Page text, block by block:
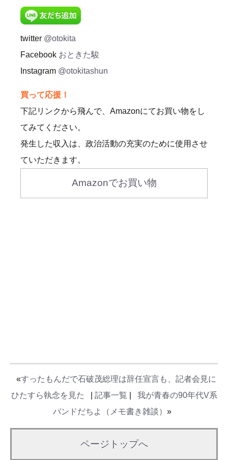
twitter @otokita
Facebook おときた駿
Instagram @otokitashun
買って応援！
下記リンクから飛んで、Amazonにてお買い物をし
てみてください。
発生した収入は、政治活動の充実のために使用させ
ていただきます。
Amazonでお買い物
«すったもんだで石破茂総理は辞任宣言も、記者会見に
ひたすら執念を見た
記事一覧
我が青春の90年代V系
バンドだちよ（メモ書き雑談） »
ページトップへ